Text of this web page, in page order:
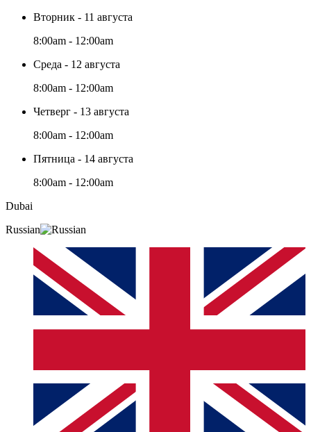
Вторник - 11 августа
8:00am - 12:00am
Среда - 12 августа
8:00am - 12:00am
Четверг - 13 августа
8:00am - 12:00am
Пятница - 14 августа
8:00am - 12:00am
Dubai
Russian